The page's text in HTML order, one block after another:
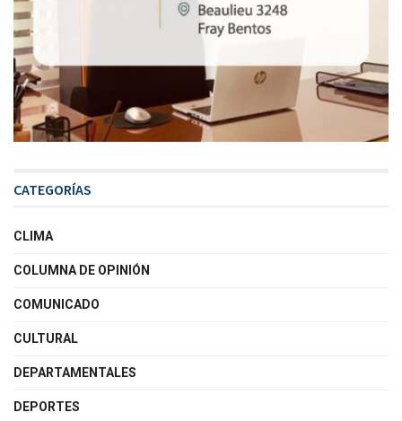
CATEGORÍAS
CLIMA
COLUMNA DE OPINIÓN
COMUNICADO
CULTURAL
DEPARTAMENTALES
DEPORTES